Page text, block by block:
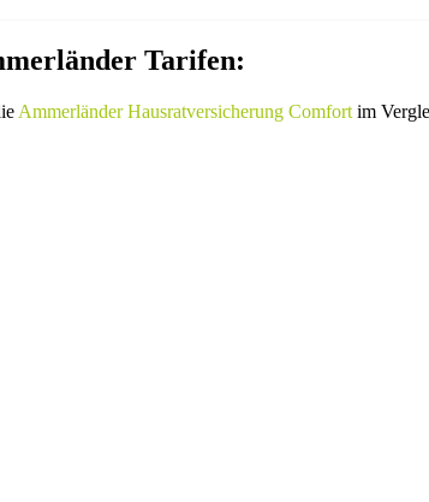
Tarifen:
Ammerländer Hausratversicherung Comfort im